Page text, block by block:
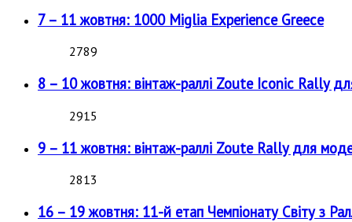
7 – 11 жовтня: 1000 Miglia Experience Greece
2789
8 – 10 жовтня: вінтаж-раллі Zoute Iconic Rally
2915
9 – 11 жовтня: вінтаж-раллі Zoute Rally для
2813
16 – 19 жовтня: 11-й етап Чемпіонату Світу з